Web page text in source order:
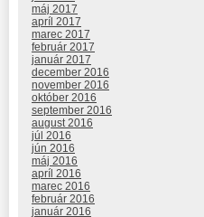
máj 2017
apríl 2017
marec 2017
február 2017
január 2017
december 2016
november 2016
október 2016
september 2016
august 2016
júl 2016
jún 2016
máj 2016
apríl 2016
marec 2016
február 2016
január 2016